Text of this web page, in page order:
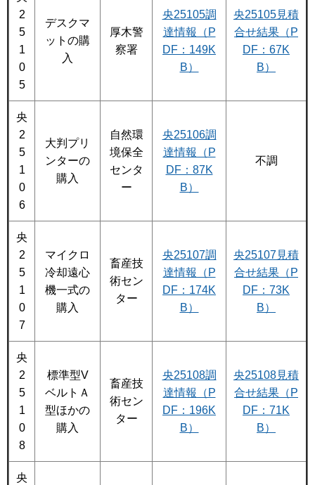
2
5
1
0
5
デスクマ
ットの購
入
厚木警
察署
央25105調
達情報（P
DF：149K
B）
央25105見積
合せ結果（P
DF：67K
B）
央
2
5
1
0
6
大判プリ
ンターの
購入
自然環
境保全
センタ
ー
央25106調
達情報（P
DF：87K
B）
不調
央
2
5
1
0
7
マイクロ
冷却遠心
機一式の
購入
畜産技
術セン
ター
央25107調
達情報（P
DF：174K
B）
央25107見積
合せ結果（P
DF：73K
B）
央
2
5
1
0
8
標準型V
ベルトＡ
型ほかの
購入
畜産技
術セン
ター
央25108調
達情報（P
DF：196K
B）
央25108見積
合せ結果（P
DF：71K
B）
央